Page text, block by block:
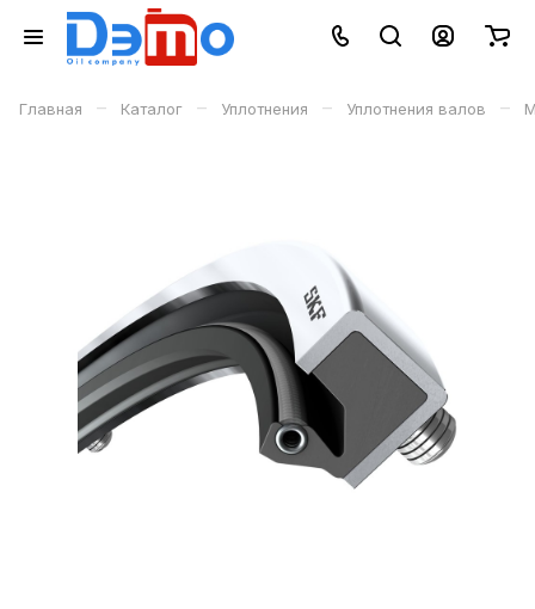
Главная – Каталог – Уплотнения – Уплотнения валов –